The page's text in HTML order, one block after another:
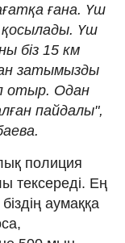
ғана. Үш
Үш
біз 15 км
затымызды
отыр. Одан
пайдалы",
полиция
тексереді. Ең
аумаққа